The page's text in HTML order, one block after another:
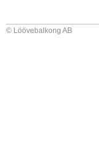
© Löövebalkong AB